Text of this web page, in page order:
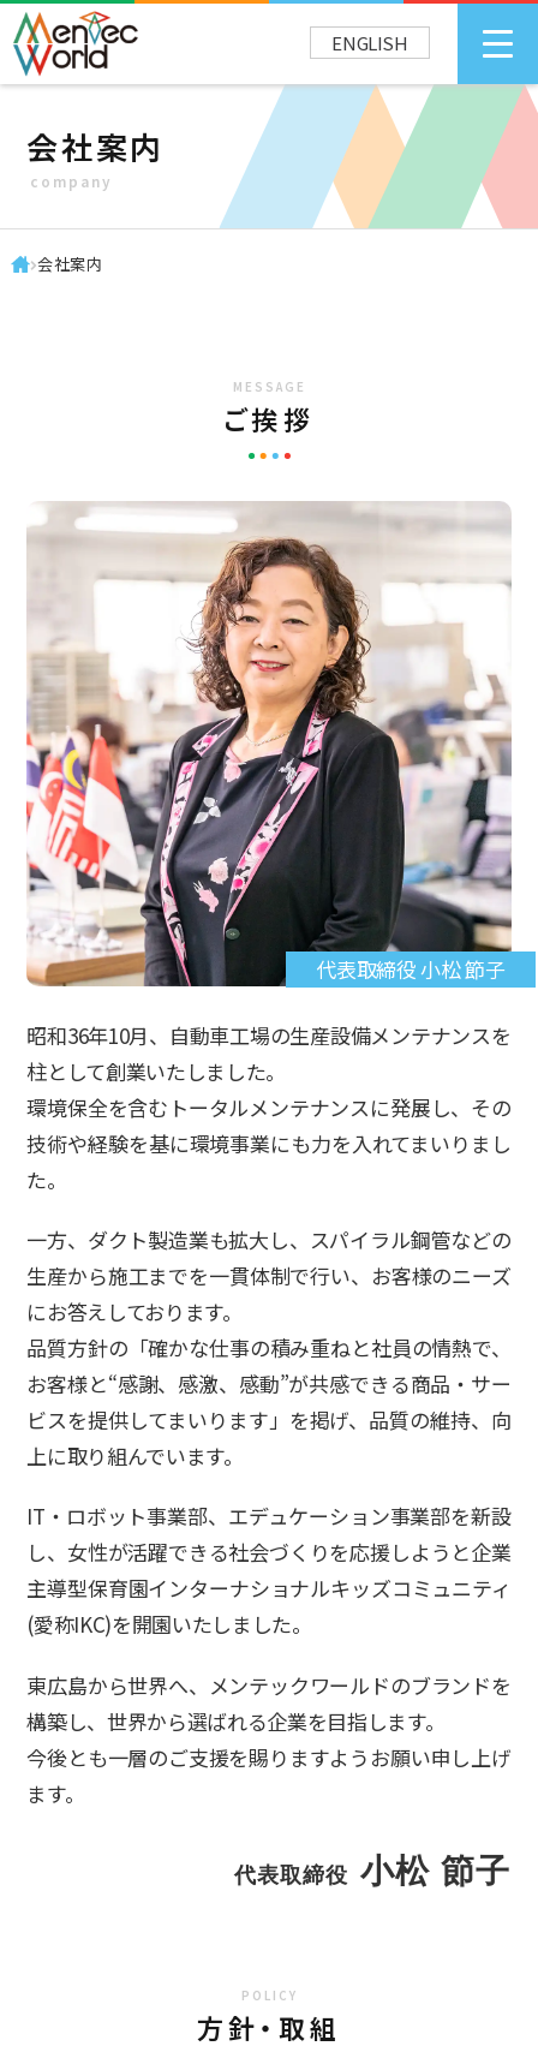
ENGLISH
会社案内
company
会社案内
MESSAGE
ご挨拶
代表取締役 小松 節子
昭和36年10月、自動車工場の生産設備メンテナンスを
柱として創業いたしました。
環境保全を含むトータルメンテナンスに発展し、その
技術や経験を基に環境事業にも力を入れてまいりまし
た。
一方、ダクト製造業も拡大し、スパイラル鋼管などの
生産から施工までを一貫体制で行い、お客様のニーズ
にお答えしております。
品質方針の「確かな仕事の積み重ねと社員の情熱で、
お客様と“感謝、感激、感動”が共感できる商品・サー
ビスを提供してまいります」を掲げ、品質の維持、向
上に取り組んでいます。
IT・ロボット事業部、エデュケーション事業部を新設
し、女性が活躍できる社会づくりを応援しようと企業
主導型保育園インターナショナルキッズコミュニティ
(愛称IKC)を開園いたしました。
東広島から世界へ、メンテックワールドのブランドを
構築し、世界から選ばれる企業を目指します。
今後とも一層のご支援を賜りますようお願い申し上げ
ます。
代表取締役 小松 節子
POLICY
方針・取組